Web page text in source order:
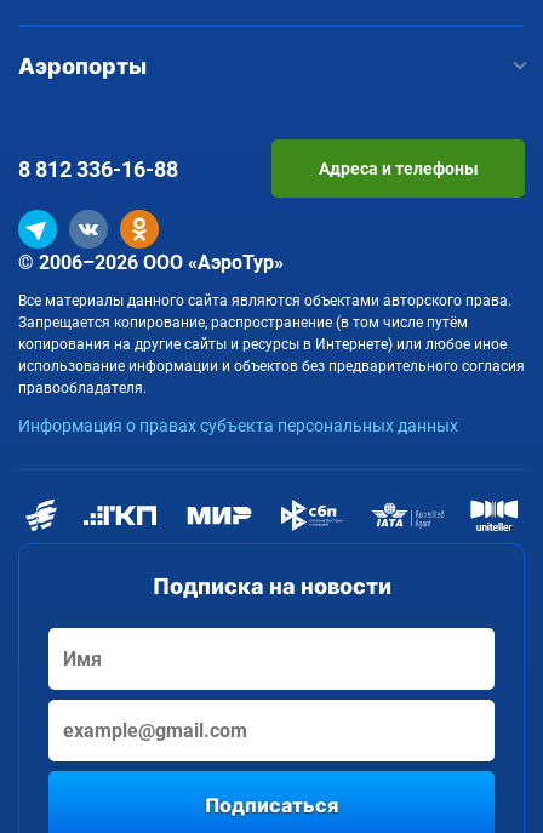
Аэропорты
Подписка на новости
Подписаться
© 2006–2026 ООО «АэроТур»
Все материалы данного сайта являются объектами авторского права.
Запрещается копирование, распространение (в том числе путём
копирования на другие сайты и ресурсы в Интернете) или любое иное
использование информации и объектов без предварительного согласия
правообладателя.
Информация о правах субъекта персональных данных
8 812336-16-88 Адреса и телефоны